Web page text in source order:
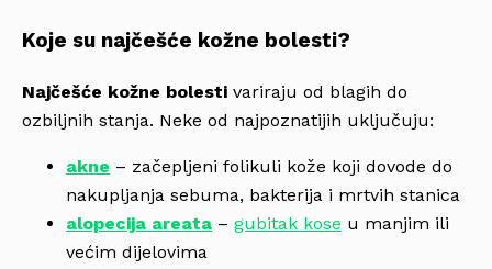
Koje su najčešće kožne bolesti?
Najčešće kožne bolesti variraju od blagih do
ozbiljnih stanja. Neke od najpoznatijih uključuju:
akne – začepljeni folikuli kože koji dovode do
nakupljanja sebuma, bakterija i mrtvih stanica
alopecija areata – gubitak kose u manjim ili
većim dijelovima